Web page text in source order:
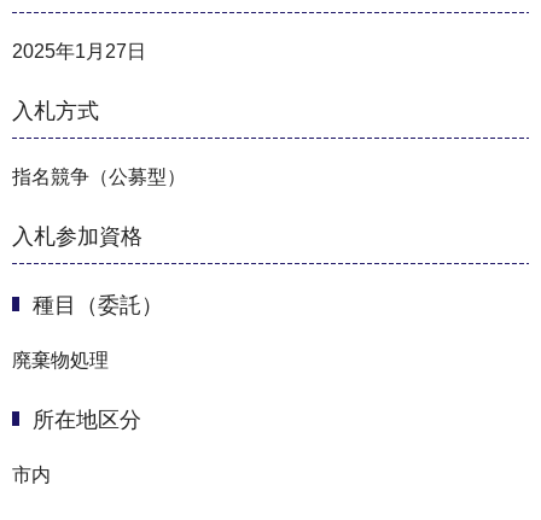
2025年1月27日
入札方式
指名競争（公募型）
入札参加資格
種目（委託）
廃棄物処理
所在地区分
市内